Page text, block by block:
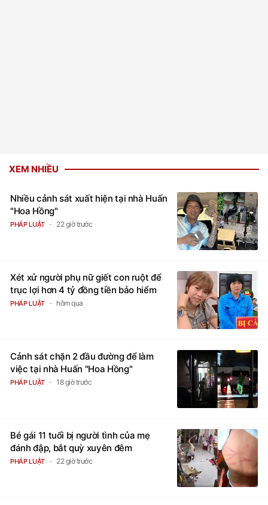
XEM NHIỀU
Nhiều cảnh sát xuất hiện tại nhà Huấn
"Hoa Hồng"
PHÁP LUẬT 22 giờ trước
Xét xử người phụ nữ giết con ruột để
trục lợi hơn 4 tỷ đồng tiền bảo hiểm
PHÁP LUẬT hôm qua
Cảnh sát chặn 2 đầu đường để làm
việc tại nhà Huấn "Hoa Hồng"
PHÁP LUẬT 18 giờ trước
Bé gái 11 tuổi bị người tình của mẹ
đánh đập, bắt quỳ xuyên đêm
PHÁP LUẬT 22 giờ trước